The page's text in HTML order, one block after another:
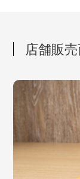
店舗販